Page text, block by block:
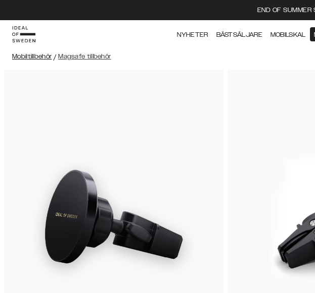
END OF
NYHETER BÄSTSÄLJARE MOBILSKAL
Mobiltillbehör / Magsafe tillbehör